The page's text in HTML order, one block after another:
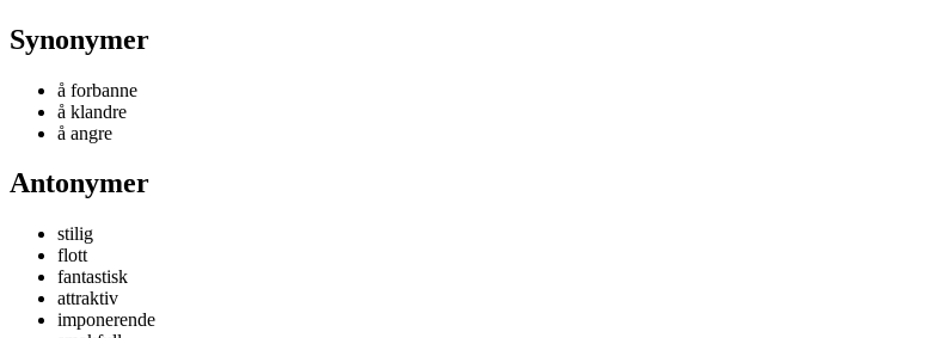
Synonymer
å forbanne
å klandre
å angre
Antonymer
stilig
flott
fantastisk
attraktiv
imponerende